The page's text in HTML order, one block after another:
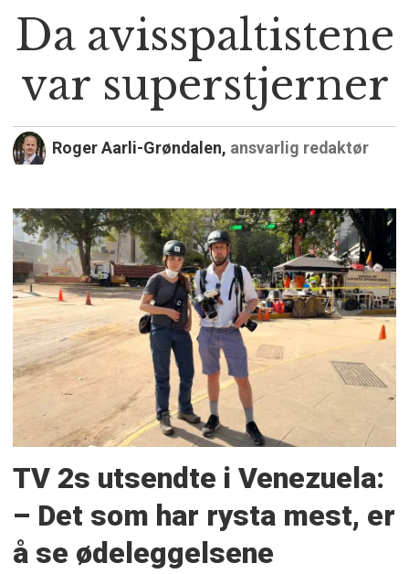
Da avisspaltistene
var superstjerner
Roger Aarli-Grøndalen, ansvarlig redaktør
TV 2s utsendte i Venezuela:
– Det som har rysta mest, er
å se ødeleggelsene